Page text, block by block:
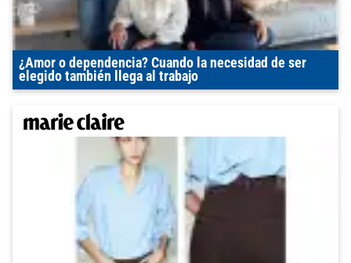
¿Amor o dependencia? Cuando la necesidad de ser
elegido también llega al trabajo